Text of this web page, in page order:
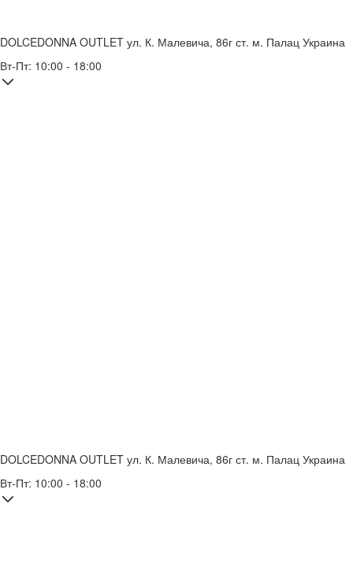
DOLCEDONNA OUTLET ул. К. Малевича, 86г ст. м. Палац Украина
Вт-Пт: 10:00 - 18:00
DOLCEDONNA OUTLET ул. К. Малевича, 86г ст. м. Палац Украина
Вт-Пт: 10:00 - 18:00